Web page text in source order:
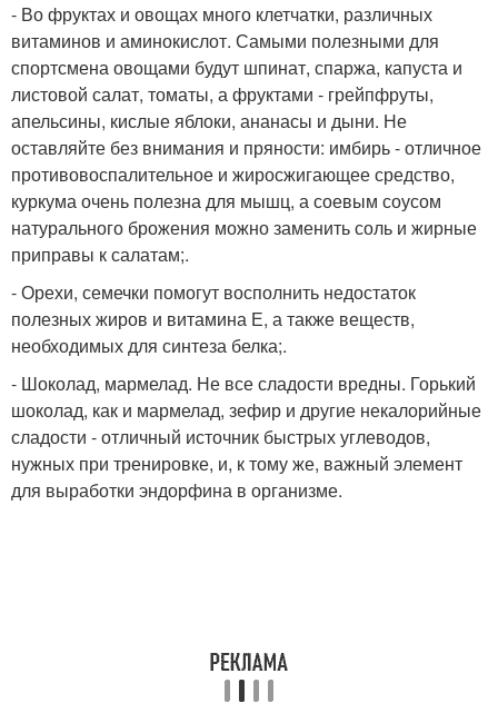
- Во фруктах и овощах много клетчатки, различных
витаминов и аминокислот. Самыми полезными для
спортсмена овощами будут шпинат, спаржа, капуста и
листовой салат, томаты, а фруктами - грейпфруты,
апельсины, кислые яблоки, ананасы и дыни. Не
оставляйте без внимания и пряности: имбирь - отличное
противовоспалительное и жиросжигающее средство,
куркума очень полезна для мышц, а соевым соусом
натурального брожения можно заменить соль и жирные
приправы к салатам;.
- Орехи, семечки помогут восполнить недостаток
полезных жиров и витамина Е, а также веществ,
необходимых для синтеза белка;.
- Шоколад, мармелад. Не все сладости вредны. Горький
шоколад, как и мармелад, зефир и другие некалорийные
сладости - отличный источник быстрых углеводов,
нужных при тренировке, и, к тому же, важный элемент
для выработки эндорфина в организме.